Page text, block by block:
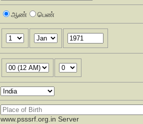
ஆண் பெண்
www.psssrf.org.in Server